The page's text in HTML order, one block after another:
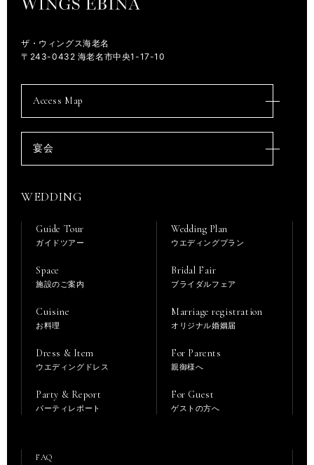
ザ・ウィングス海老名
〒243-0432 海老名市中央1-17-10
Access Map
宴会
WEDDING
Guide Tour
ガイドツアー
Space
施設のご案内
Cuisine
お料理
Dress & Item
ウエディングドレス
Party & Report
パーティレポート
Wedding Plan
ウエディングプラン
Bridal Fair
ブライダルフェア
Marriage registration
オリジナル婚姻届
For Parents
親御様へ
For Guest
ゲストの方へ
FAQ